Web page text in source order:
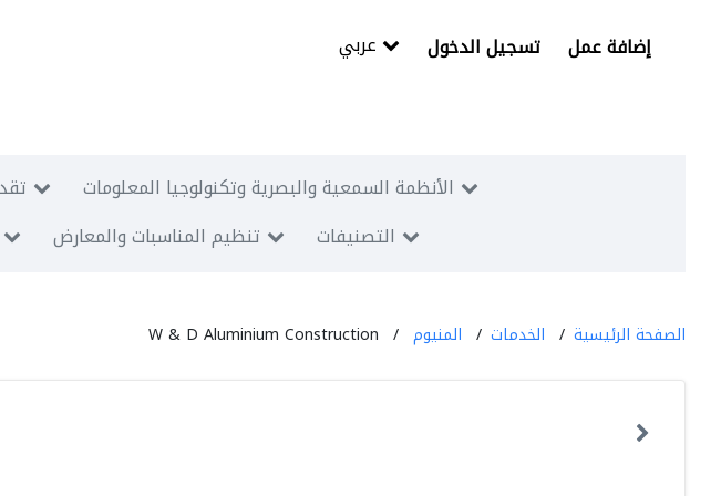
تسجيل الدخول إضافة عمل
الأنظمة السمعية والبصرية وتكنولوجيا المعلومات
تنظيم المناسبات والمعارض التصنيفات
الصفحة الرئيسية الخدمات المنيوم W & D Aluminium Construction